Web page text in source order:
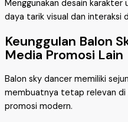
Menggunakan desain karakter
daya tarik visual dan interaksi
Keunggulan Balon
Media Promosi Lain
Balon sky dancer memiliki
membuatnya tetap relevan di
promosi modern.